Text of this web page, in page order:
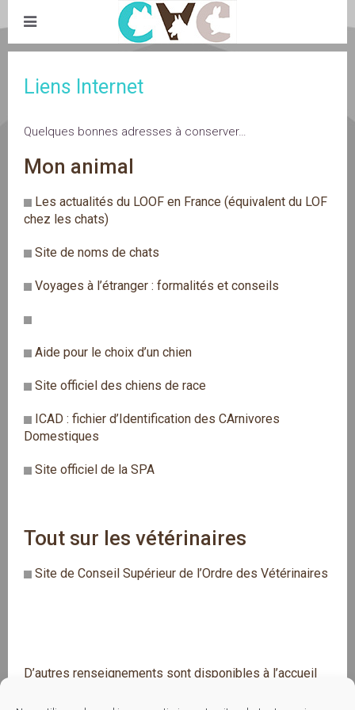
Liens Internet
Quelques bonnes adresses à conserver…
Mon animal
Les actualités du LOOF en France (équivalent du LOF
chez les chats)
Site de noms de chats
Voyages à l’étranger : formalités et conseils
Aide pour le choix d’un chien
Site officiel des chiens de race
ICAD : fichier d’Identification des CArnivores
Domestiques
Site officiel de la SPA
Tout sur les vétérinaires
Site de Conseil Supérieur de l’Ordre des Vétérinaires
D’autres renseignements sont disponibles à l’accueil